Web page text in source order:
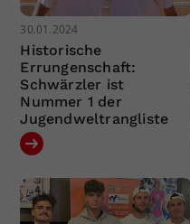
30.01.2024
Historische
Errungenschaft:
Schwärzler ist
Nummer 1 der
Jugendweltrangliste